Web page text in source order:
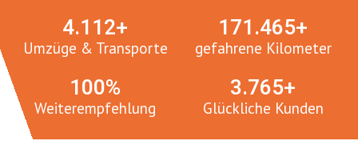
Umzüge & Transporte
4.112+
gefahrene Kilometer
171.465+
Weiterempfehlung
100%
Glückliche Kunden
3.765+